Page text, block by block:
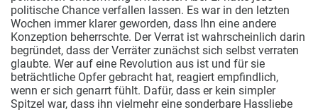
politische Chance verfallen lassen. Es war in den letzten
Wochen immer klarer geworden, dass Ihn eine andere
Konzeption beherrschte. Der Verrat ist wahrscheinlich darin
begründet, dass der Verräter zunächst sich selbst verraten
glaubte. Wer auf eine Revolution aus ist und für sie
beträchtliche Opfer gebracht hat, reagiert empfindlich,
wenn er sich genarrt fühlt. Dafür, dass er kein simpler
Spitzel war, dass ihn vielmehr eine sonderbare Hassliebe